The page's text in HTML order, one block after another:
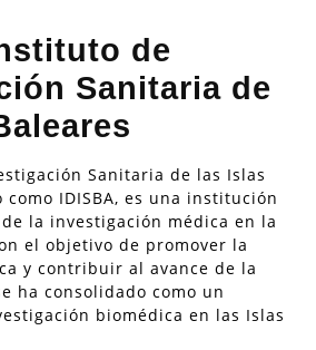
de
Sanitaria de
Sanitaria de las Islas
como IDISBA, es una institución
la investigación médica en la
el objetivo de promover la
y contribuir al avance de la
ha consolidado como un
biomédica en las Islas